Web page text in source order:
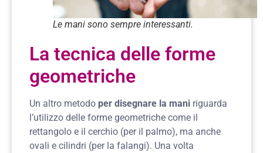
Le mani sono sempre interessanti.
La tecnica delle forme
geometriche
Un altro metodo per disegnare la mani riguarda
l’utilizzo delle forme geometriche come il
rettangolo e il cerchio (per il palmo), ma anche
ovali e cilindri (per la falangi). Una volta